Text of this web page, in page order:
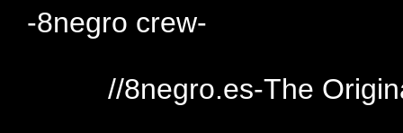
-8negro crew-
//8negro.es-The